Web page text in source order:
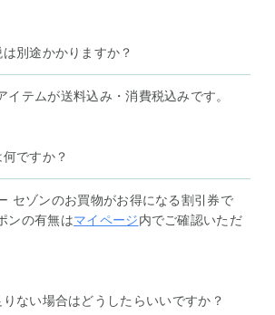
別途かかりますか？
イテムが送料込み・消費税込みです。
ですか？
セゾンのお買物がお得になる割引券で
ンの有無はマイページ内でご確認いただ
ない場合はどうしたらいいですか？